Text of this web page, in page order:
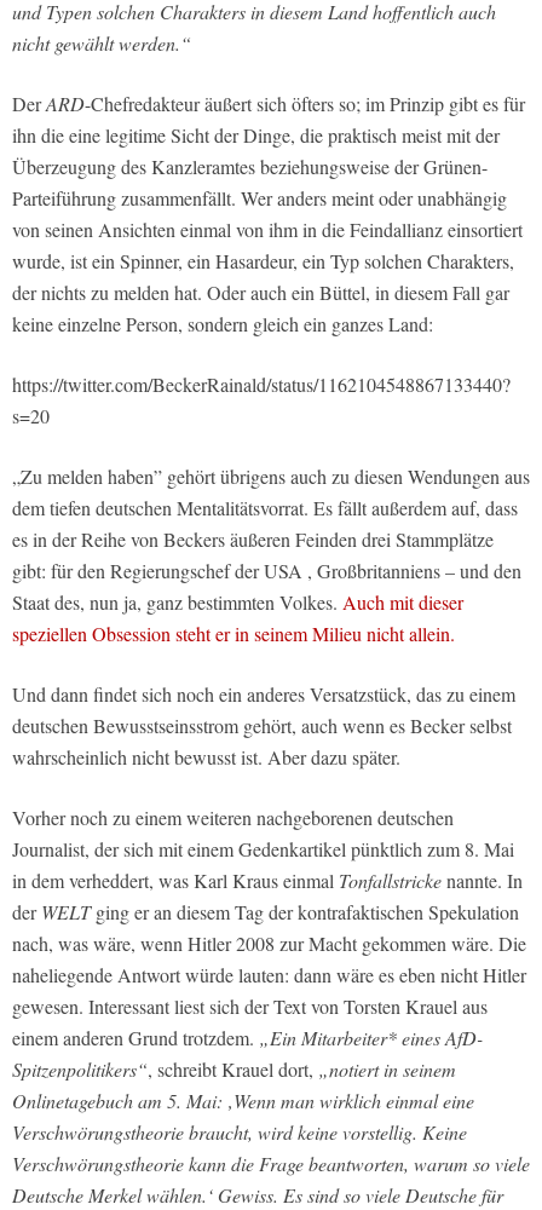
und Typen solchen Charakters in diesem Land hoffentlich auch
nicht gewählt werden.“
DerARD-Chefredakteur äußert sich öfters so; im Prinzip gibt es für
ihn die eine legitime Sicht der Dinge, die praktisch meist mit der
Überzeugung des Kanzleramtes beziehungsweise der Grünen-
Parteiführung zusammenfällt. Wer anders meint oder unabhängig
von seinen Ansichten einmal von ihm in die Feindallianz einsortiert
wurde, ist ein Spinner, ein Hasardeur, ein Typ solchen Charakters,
der nichts zu melden hat. Oder auch ein Büttel, in diesem Fall gar
keine einzelne Person, sondern gleich ein ganzes Land:
https://twitter.com/BeckerRainald/status/1162104548867133440?
s=20
„Zu melden haben” gehört übrigens auch zu diesen Wendungen aus
dem tiefen deutschen Mentalitätsvorrat. Es fällt außerdem auf, dass
es in der Reihe von Beckers äußeren Feinden drei Stammplätze
gibt: für den Regierungschef der USA , Großbritanniens – und den
Staat des, nun ja, ganz bestimmten Volkes. Auch mit dieser
speziellen Obsession steht er in seinem Milieu nicht allein.
Und dann findet sich noch ein anderes Versatzstück, das zu einem
deutschen Bewusstseinsstrom gehört, auch wenn es Becker selbst
wahrscheinlich nicht bewusst ist. Aber dazu später.
Vorher noch zu einem weiteren nachgeborenen deutschen
Journalist, der sich mit einem Gedenkartikel pünktlich zum 8. Mai
in dem verheddert, was Karl Kraus einmal Tonfallstrickenannte. In
derWELTging er an diesem Tag der kontrafaktischen Spekulation
nach, was wäre, wenn Hitler 2008 zur Macht gekommen wäre. Die
naheliegende Antwort würde lauten: dann wäre es eben nicht Hitler
gewesen. Interessant liest sich der Text von Torsten Krauel aus
einem anderen Grund trotzdem. „Ein Mitarbeiter* eines AfD-
Spitzenpolitikers“, schreibt Krauel dort, „notiert in seinem
Onlinetagebuch am 5. Mai: ‚Wenn man wirklich einmal eine
Verschwörungstheorie braucht, wird keine vorstellig. Keine
Verschwörungstheorie kann die Frage beantworten, warum so viele
Deutsche Merkel wählen.‘ Gewiss. Es sind so viele Deutsche für